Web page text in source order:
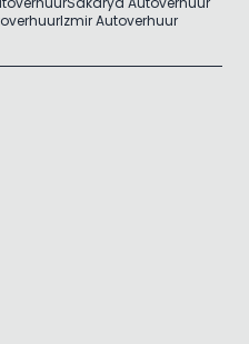
Izmir Autoverhuur